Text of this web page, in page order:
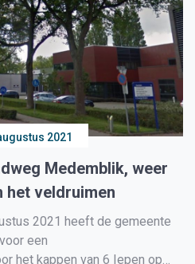
2021
Medemblik, weer
het veldruimen
2021 heeft de gemeente
een
het kappen van 6 Iepen op